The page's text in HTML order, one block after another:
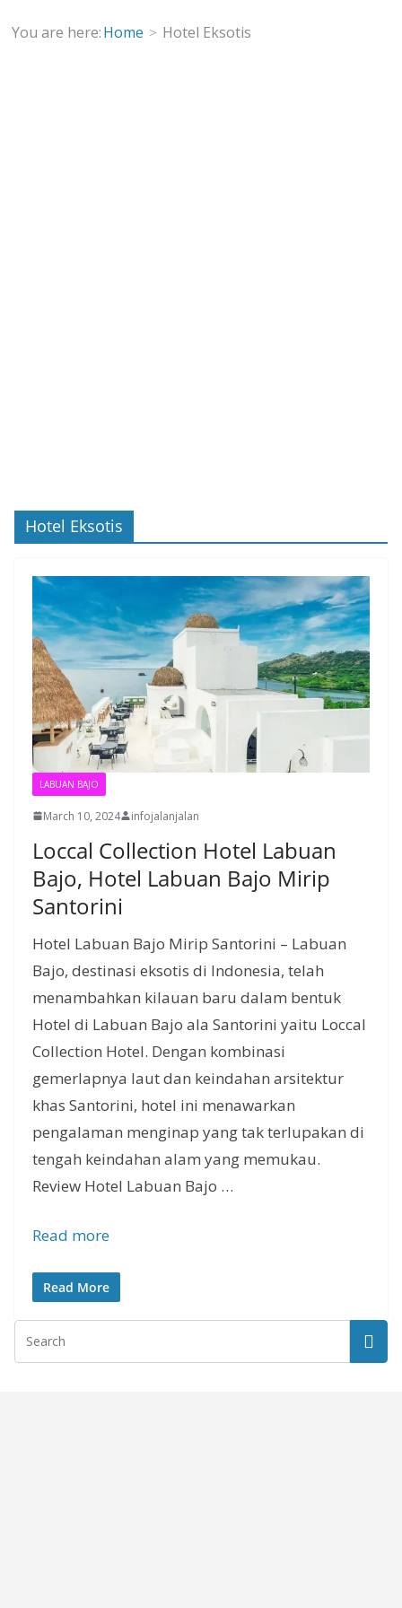
You are here:Home Hotel Eksotis
Hotel Eksotis
LABUAN BAJO
March 10, 2024 infojalanjalan
Loccal Collection Hotel Labuan
Bajo, Hotel Labuan Bajo Mirip
Santorini
Hotel Labuan Bajo Mirip Santorini – Labuan
Bajo, destinasi eksotis di Indonesia, telah
menambahkan kilauan baru dalam bentuk
Hotel di Labuan Bajo ala Santorini yaitu Loccal
Collection Hotel. Dengan kombinasi
gemerlapnya laut dan keindahan arsitektur
khas Santorini, hotel ini menawarkan
pengalaman menginap yang tak terlupakan di
tengah keindahan alam yang memukau.
Review Hotel Labuan Bajo …
Read more
Read More